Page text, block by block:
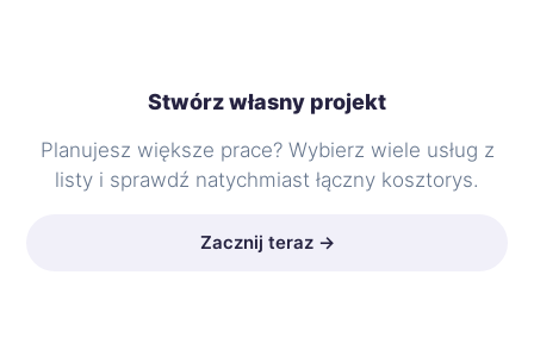
Stwórz własny projekt
Planujesz większe prace? Wybierz wiele usług z
listy i sprawdź natychmiast łączny kosztorys.
Zacznij teraz →